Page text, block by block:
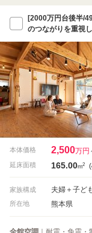
[2000万円台後半/
のつながりを重視
本体価格 2,500万円
延床面積 165.00m2 (
家族構成 夫婦＋子ど
所在地 熊本県